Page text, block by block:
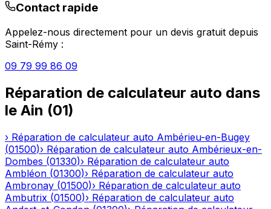
Contact rapide
Appelez-nous directement pour un devis gratuit depuis
Saint-Rémy :
09 79 99 86 09
Réparation de calculateur auto dans
le Ain (01)
› Réparation de calculateur auto Ambérieu-en-Bugey
(01500)› Réparation de calculateur auto Ambérieux-en-
Dombes (01330)› Réparation de calculateur auto
Ambléon (01300)› Réparation de calculateur auto
Ambronay (01500)› Réparation de calculateur auto
Ambutrix (01500)› Réparation de calculateur auto